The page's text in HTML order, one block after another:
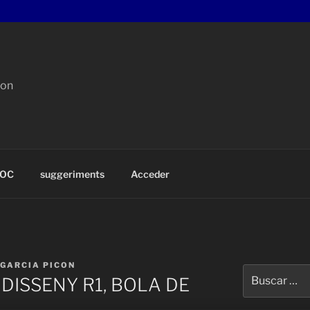
suggeriments Acceder
PICON
R1, BOLA DE
por: